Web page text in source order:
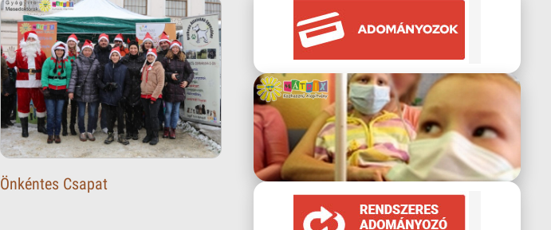
Önkéntes Csapat